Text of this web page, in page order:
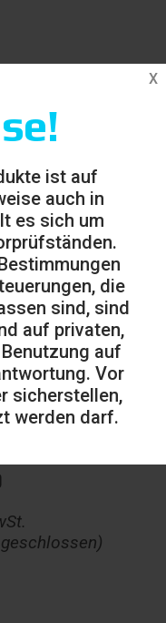
ist auf
auch in
es sich um
die
sind, sind
auf privaten,
auf
Vor
sicherstellen,
werden darf.